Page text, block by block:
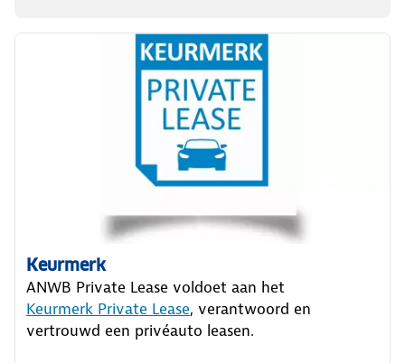
Keurmerk
ANWB Private Lease voldoet aan het
Keurmerk Private Lease, verantwoord en
vertrouwd een privéauto leasen.